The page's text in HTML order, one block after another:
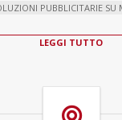
PUBBLICITARIE SU
LEGGI TUTTO